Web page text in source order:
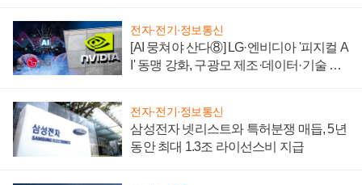
전자·전기·정보통신
[AI 뭉쳐야 산다⑧] LG·엔비디아 '피지컬 A
I' 동맹 강화, 구광모 제조·데이터·기술 결
전자·전기·정보통신
삼성전자 넷리스트와 특허분쟁 매듭, 5년
동안 최대 1.3조 라이선스비 지급